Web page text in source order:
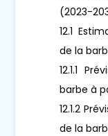
(2023-
12.1
de la
12.1.1
barbe à
12.1.2
de la